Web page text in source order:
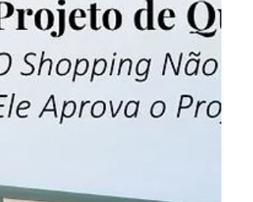
Aprenda como criar um quiosque
instagramável utilizando design
estratégico, iluminação, identidade visual
e experiências interativas para atrair
clientes e fortalecer sua marca.